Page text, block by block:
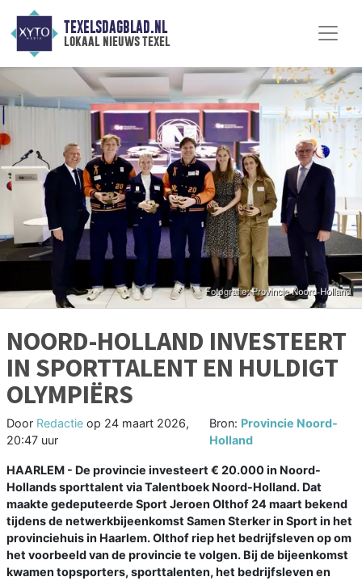
TEXELSDAGBLAD.NL
lokaal nieuws texel
NOORD-HOLLAND INVESTEERT
IN SPORTTALENT EN HULDIGT
OLYMPIËRS
Door Redactie op 24 maart 2026,
20:47 uur
Bron: Provincie Noord-
Holland
HAARLEM - De provincie investeert € 20.000 in Noord-
Hollands sporttalent via Talentboek Noord-Holland. Dat
maakte gedeputeerde Sport Jeroen Olthof 24 maart bekend
tijdens de netwerkbijeenkomst Samen Sterker in Sport in het
provinciehuis in Haarlem. Olthof riep het bedrijfsleven op om
het voorbeeld van de provincie te volgen. Bij de bijeenkomst
kwamen topsporters, sporttalenten, het bedrijfsleven en